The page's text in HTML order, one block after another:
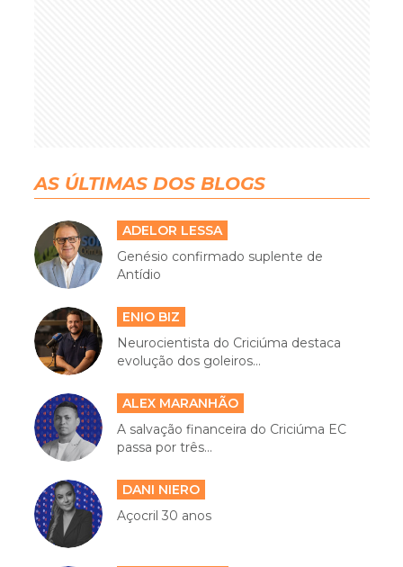
AS ÚLTIMAS DOS BLOGS
ADELOR LESSA
Genésio confirmado suplente de
Antídio
ENIO BIZ
Neurocientista do Criciúma destaca
evolução dos goleiros...
ALEX MARANHÃO
A salvação financeira do Criciúma EC
passa por três...
DANI NIERO
Açocril 30 anos